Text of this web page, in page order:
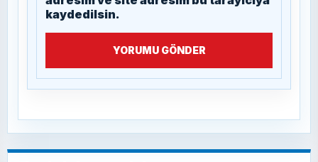
kaydedilsin.
YORUMU GÖNDER